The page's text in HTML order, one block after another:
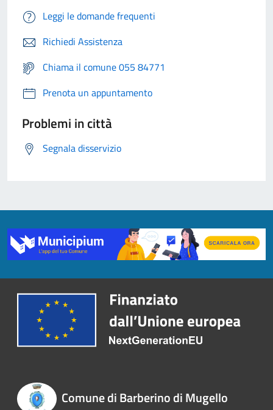
Leggi le domande frequenti
Richiedi Assistenza
Chiama il comune 055 84771
Prenota un appuntamento
Problemi in città
Segnala disservizio
Comune di Barberino di Mugello